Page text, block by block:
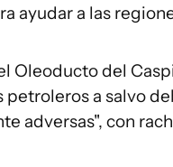
ayudar a las
Oleoducto del
petroleros a salvo
adversas", con